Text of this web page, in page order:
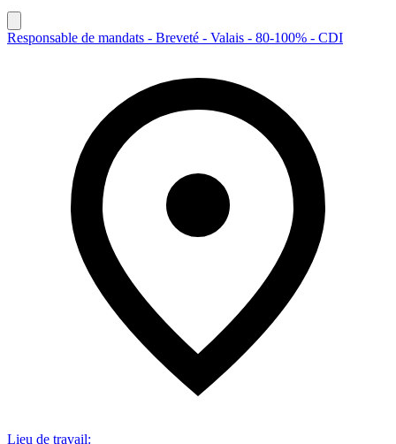
Responsable de mandats - Breveté - Valais - 80-100% - CDI
Lieu de travail: